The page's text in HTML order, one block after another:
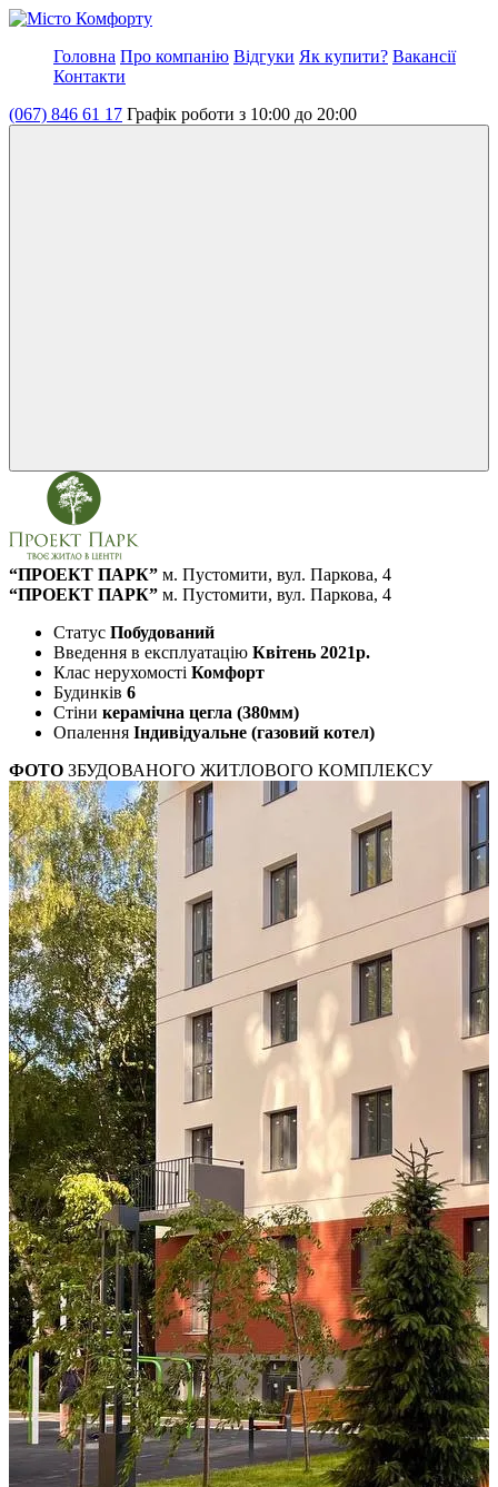
Головна Про компанію Відгуки Як купити? Вакансії
Контакти
(067) 846 61 17 Графік роботи з 10:00 до 20:00
“ПРОЕКТ ПАРК” м. Пустомити, вул. Паркова, 4
“ПРОЕКТ ПАРК” м. Пустомити, вул. Паркова, 4
Статус Побудований
Введення в експлуатацію Квітень 2021р.
Клас нерухомості Комфорт
Будинків 6
Стіни керамічна цегла (380мм)
Опалення Індивідуальне (газовий котел)
ФОТО ЗБУДОВАНОГО ЖИТЛОВОГО КОМПЛЕКСУ